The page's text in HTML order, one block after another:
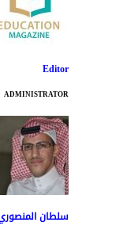
Editor
ADMINISTRATOR
سلطان